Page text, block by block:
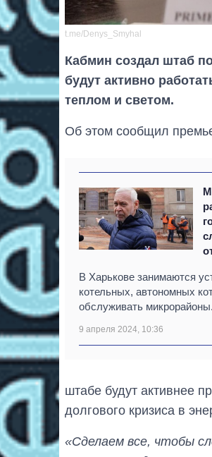
t.me/Denys_Smyhal
Кабмин создал штаб
будут активно
теплом и светом.
Об этом сообщил
В Харькове занимаются
котельных, автономных
обслуживать микрорайоны.
9 апреля 2024, 10:36
штабе будут активнее
долгового кризиса в
«Сделаем все, чтобы